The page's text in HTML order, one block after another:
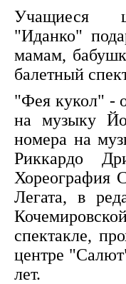
Учащиеся
"Иданко"
мамам,
балетный
"Фея кукол" -
на музыку
номера на
Риккардо
Хореография
Легата, в
спектакле,
центре
лет.